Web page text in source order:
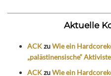
Aktuelle
ACKzuWie ein
„palästinensische“
ACKzuWie ein